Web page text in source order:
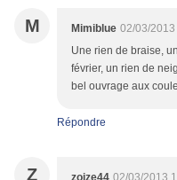
M Mimiblue 02/03/2013
Une rien de braise,
février, un rien de
bel ouvrage aux
Répondre
Z zoize44 02/03/2013